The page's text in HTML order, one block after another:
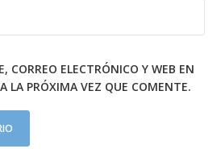
CORREO ELECTRÓNICO Y WEB EN
LA PRÓXIMA VEZ QUE COMENTE.